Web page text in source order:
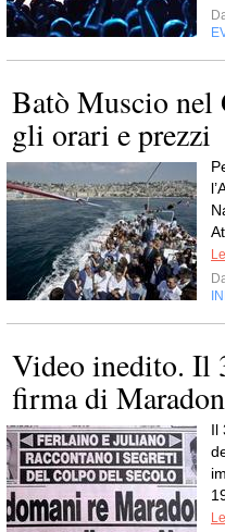
Batò Muscio
gli orari e prezzi
Video inedito. Il
firma di
Il